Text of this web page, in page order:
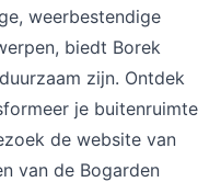
weerbestendige
biedt Borek
zijn. Ontdek
je buitenruimte
de website van
van de Bogarden